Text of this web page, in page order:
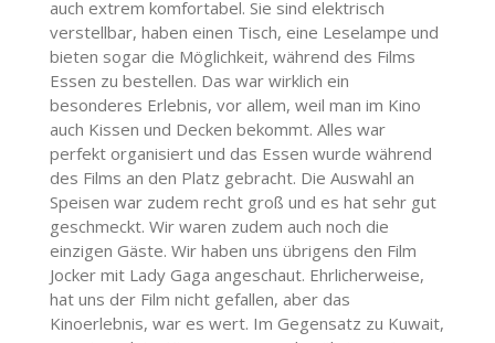
auch extrem komfortabel. Sie sind elektrisch
verstellbar, haben einen Tisch, eine Leselampe und
bieten sogar die Möglichkeit, während des Films
Essen zu bestellen. Das war wirklich ein
besonderes Erlebnis, vor allem, weil man im Kino
auch Kissen und Decken bekommt. Alles war
perfekt organisiert und das Essen wurde während
des Films an den Platz gebracht. Die Auswahl an
Speisen war zudem recht groß und es hat sehr gut
geschmeckt. Wir waren zudem auch noch die
einzigen Gäste. Wir haben uns übrigens den Film
Jocker mit Lady Gaga angeschaut. Ehrlicherweise,
hat uns der Film nicht gefallen, aber das
Kinoerlebnis, war es wert. Im Gegensatz zu Kuwait,